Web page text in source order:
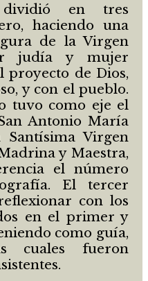
en tres
haciendo una
de la Virgen
judía y mujer
proyecto de Dios,
y con el pueblo.
tuvo como eje el
Antonio María
Virgen
y Maestra,
el número
El tercer
con los
en el primer y
como guía,
cuales fueron